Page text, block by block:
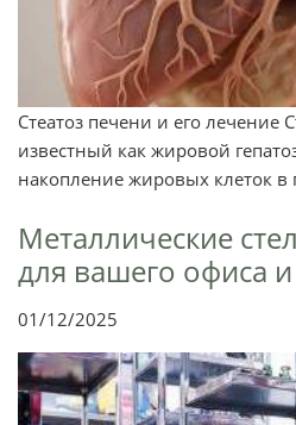
Стеатоз печени и его лечение
известный как жировой
накопление жировых клеток в
Металлические
для вашего офиса
01/12/2025